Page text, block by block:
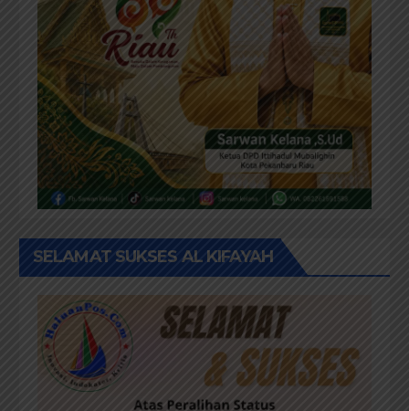
SELAMAT SUKSES AL KIFAYAH